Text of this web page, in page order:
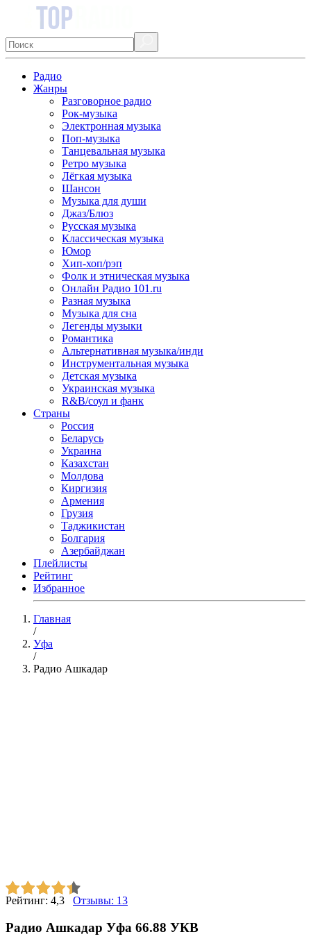
Радио
Жанры
Разговорное радио
Рок-музыка
Электронная музыка
Поп-музыка
Танцевальная музыка
Ретро музыка
Лёгкая музыка
Шансон
Музыка для души
Джаз/Блюз
Русская музыка
Классическая музыка
Юмор
Хип-хоп/рэп
Фолк и этническая музыка
Онлайн Радио 101.ru
Разная музыка
Музыка для сна
Легенды музыки
Романтика
Альтернативная музыка/инди
Инструментальная музыка
Детская музыка
Украинская музыка
R&B/cоул и фанк
Страны
Россия
Беларусь
Украина
Казахстан
Молдова
Киргизия
Армения
Грузия
Таджикистан
Болгария
Азербайджан
Плейлисты
Рейтинг
Избранное
Главная
/
Уфа
/
Радио Ашкадар
Рейтинг: 4,3 Отзывы: 13
Радио Ашкадар Уфа 66.88 УКВ